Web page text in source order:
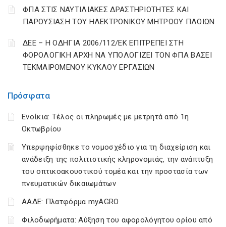
Πρόσφατα
Ενοίκια: Τέλος οι πληρωμές με μετρητά από 1η
Οκτωβρίου
Υπερψηφίσθηκε το νομοσχέδιο για τη διαχείριση και
ανάδειξη της πολιτιστικής κληρονομιάς, την ανάπτυξη
του οπτικοακουστικού τομέα και την προστασία των
πνευματικών δικαιωμάτων
ΑΑΔΕ: Πλατφόρμα myAGRO
Φιλοδωρήματα: Αύξηση του αφορολόγητου ορίου από
ΦΠΑ ΣΤΙΣ ΝΑΥΤΙΛΙΑΚΕΣ ΔΡΑΣΤΗΡΙΟΤΗΤΕΣ ΚΑΙ
ΠΑΡΟΥΣΙΑΣΗ ΤΟΥ ΗΛΕΚΤΡΟΝΙΚΟΥ ΜΗΤΡΩΟΥ ΠΛΟΙΩΝ
ΔΕΕ – Η ΟΔΗΓΙΑ 2006/112/ΕΚ ΕΠΙΤΡΕΠΕΙ ΣΤΗ
ΦΟΡΟΛΟΓΙΚΗ ΑΡΧΗ ΝΑ ΥΠΟΛΟΓΙΖΕΙ ΤΟΝ ΦΠΑ ΒΑΣΕΙ
ΤΕΚΜΑΙΡΟΜΕΝΟΥ ΚΥΚΛΟΥ ΕΡΓΑΣΙΩΝ